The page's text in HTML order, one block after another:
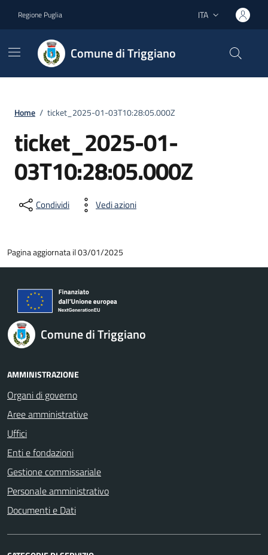
Regione Puglia Lingua attiva:
ITA
Comune di Triggiano
Home / ticket_2025-01-03T10:28:05.000Z
ticket_2025-01-
03T10:28:05.000Z
Condividi Vedi azioni
Pagina aggiornata il 03/01/2025
Comune di Triggiano
AMMINISTRAZIONE
Organi di governo
Aree amministrative
Uffici
Enti e fondazioni
Gestione commissariale
Personale amministrativo
Documenti e Dati